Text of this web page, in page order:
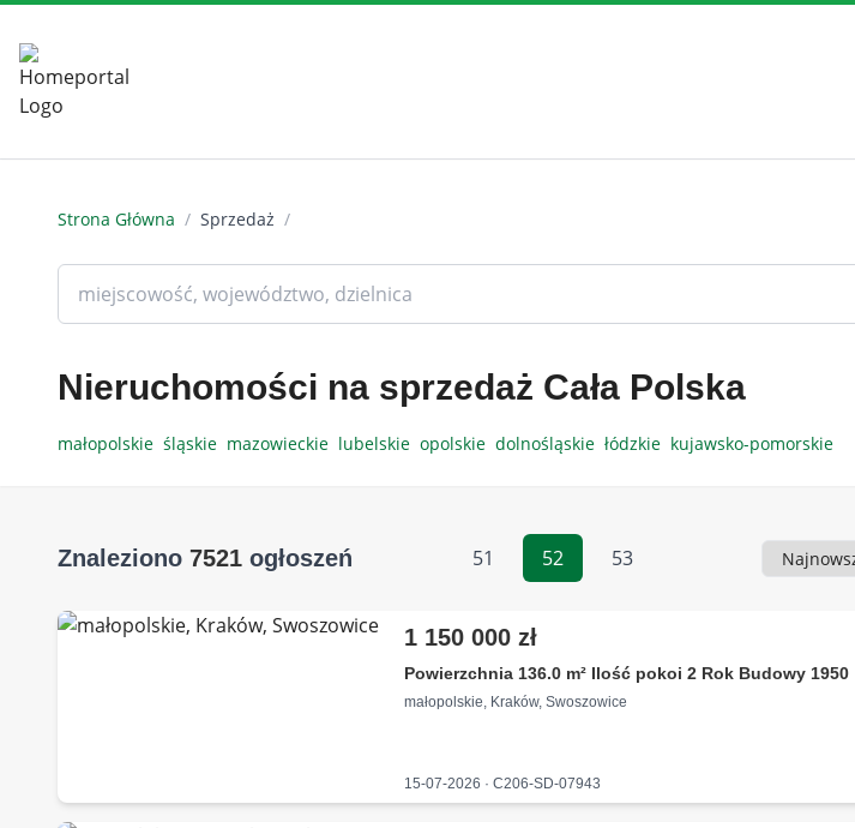
Strona Główna / Sprzedaż /
Nieruchomości na sprzedaż Cała Polska
małopolskie śląskie mazowieckie lubelskie opolskie dolnośląskie łódzkie kujawsko-pomorskie
Znaleziono 7521 ogłoszeń 51 52 53 Sortowanie
1 150 000 zł
Powierzchnia 136.0 m² Ilość pokoi 2 Rok Budowy 1950
małopolskie, Kraków, Swoszowice
15-07-2026 · C206-SD-07943